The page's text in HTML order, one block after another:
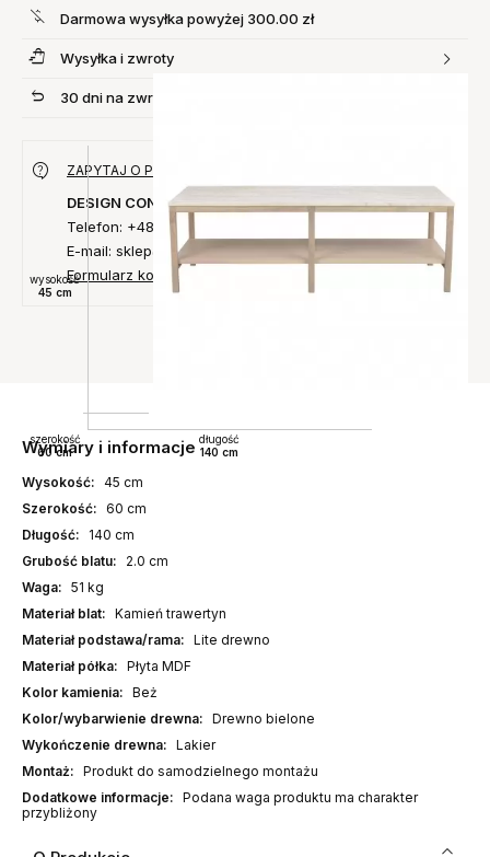
Darmowa wysyłka powyżej 300.00 zł
Wysyłka i zwroty
30 dni na zwrot produktu
ZAPYTAJ O PRODUKT
DESIGN CONCEPT
Telefon: +48 735 027 014
E-mail: sklep@designconcept.pl
Formularz kontaktowy
Wymiary i informacje
wysokość
45 cm
długość
140 cm
szerokość
60 cm
Wysokość: 45 cm
Szerokość: 60 cm
Długość:
140 cm
Grubość blatu:
2.0 cm
Waga: 51 kg
Materiał blat: Kamień trawertyn
Materiał podstawa/rama: Lite drewno
Materiał półka: Płyta MDF
Kolor kamienia: Beż
Kolor/wybarwienie drewna: Drewno bielone
Wykończenie drewna: Lakier
Montaż: Produkt do samodzielnego montażu
Dodatkowe informacje: Podana waga produktu ma charakter
przybliżony